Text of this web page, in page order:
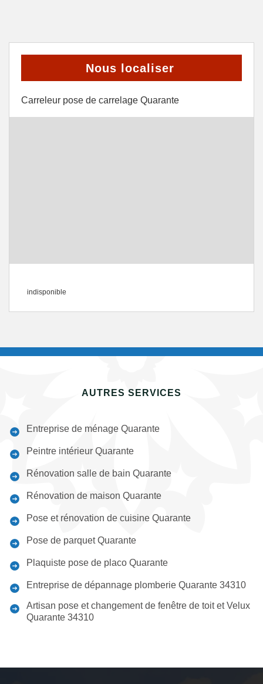
Nous localiser
Carreleur pose de carrelage Quarante
indisponible
AUTRES SERVICES
Entreprise de ménage Quarante
Peintre intérieur Quarante
Rénovation salle de bain Quarante
Rénovation de maison Quarante
Pose et rénovation de cuisine Quarante
Pose de parquet Quarante
Plaquiste pose de placo Quarante
Entreprise de dépannage plomberie Quarante 34310
Artisan pose et changement de fenêtre de toit et Velux
Quarante 34310